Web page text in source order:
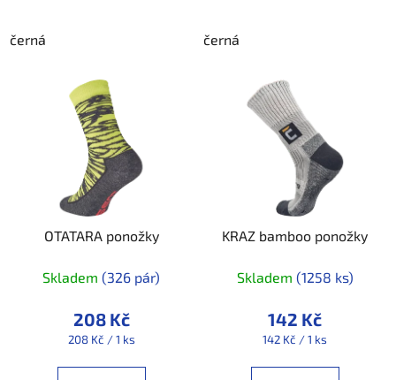
černá černá
OTATARA ponožky
Skladem (326 pár)
208 Kč
Měrná
208 Kč / 1 ks
KRAZ bamboo ponožky
Skladem (1258 ks)
142 Kč
Měrná
142 Kč / 1 ks